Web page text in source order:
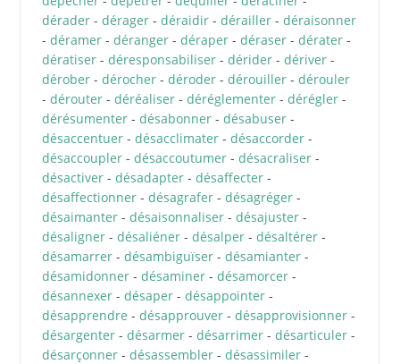
dérader- dérager- déraidir- dérailler- déraisonner
- déramer- déranger- déraper- déraser- dérater-
dératiser- déresponsabiliser- dérider- dériver-
dérober- dérocher- déroder- dérouiller- dérouler
- dérouter- déréaliser- déréglementer- dérégler-
dérésumenter- désabonner- désabuser-
désaccentuer- désacclimater- désaccorder-
désaccoupler- désaccoutumer- désacraliser-
désactiver- désadapter- désaffecter-
désaffectionner- désagrafer- désagréger-
désaimanter- désaisonnaliser- désajuster-
désaligner- désaliéner- désalper- désaltérer-
désamarrer- désambiguïser- désamianter-
désamidonner- désaminer- désamorcer-
désannexer- désaper- désappointer-
désapprendre - désapprouver- désapprovisionner-
désargenter- désarmer- désarrimer- désarticuler-
désarçonner- désassembler- désassimiler-